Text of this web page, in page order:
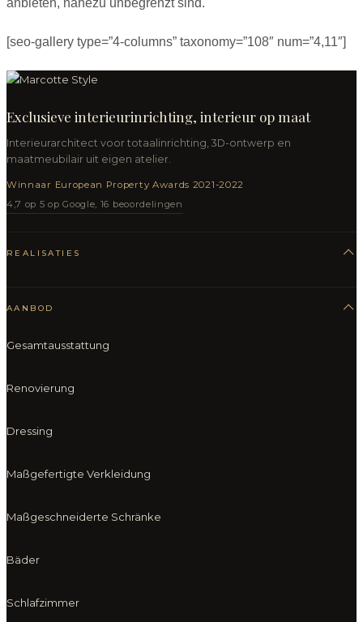
[seo-gallery type=”4-columns” taxonomy=”108″ num=”4,11″]
Exclusieve interieurinrichting, interieur op maat
Interieurarchitect voor totaalinrichting, 3D-ontwerp en
maatmeubilair uit eigen atelier.
Winnaar European Property Awards 2021-2022
4,7 op 5 op Google, 16 beoordelingen
REALISATIES
AANBOD
Gesamtausstattung
Renovierung
Dressing
Maßgefertigte Verkleidung
Maßgeschneiderte Schränke
Bäder
Schlafzimmer